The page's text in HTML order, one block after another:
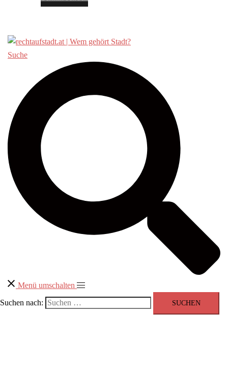
Suche
Menü umschalten
Suchen nach: